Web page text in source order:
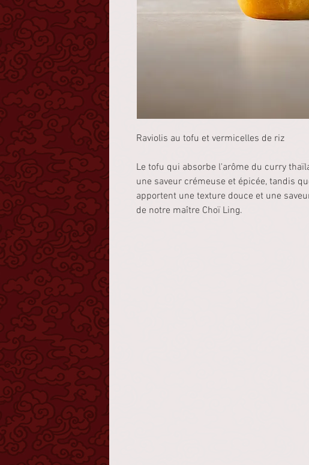
Raviolis au tofu et vermicelles de riz
Le tofu qui absorbe l'arôme du curry
une saveur crémeuse et épicée, tandis
apportent une texture douce et une
de notre maître Choï Ling.